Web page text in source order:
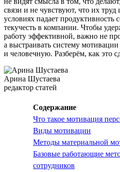
связи и не чувствуют, что их труд
условиях падает продуктивность
текучесть в компании. Чтобы
работу эффективной, важно не
а выстраивать систему
и человечную. Разберём, как это
Арина Шустаева
редактор статей
Содержание
Что такое мотивация
Виды мотивации
Методы материальной
Базовые работающие
сотрудников